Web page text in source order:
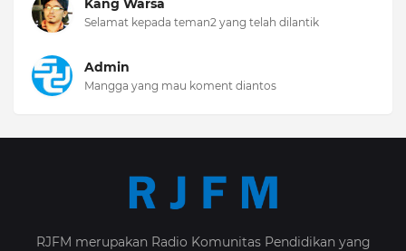
Kang Warsa
Selamat kepada teman2 yang telah dilantik
Admin
Mangga yang mau koment diantos
RJFM merupakan Radio Komunitas Pendidikan yang